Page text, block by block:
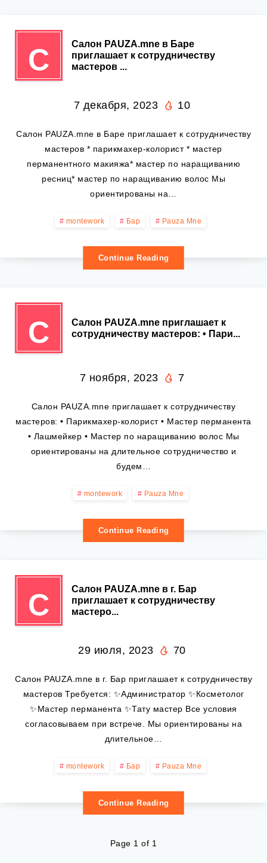
С
Салон PAUZA.mne в Баре
приглашает к сотрудничеству
мастеров ...
7 декабря, 2023 10
Салон PAUZA.mne в Баре приглашает к сотрудничеству
мастеров * парикмахер-колорист * мастер
перманентного макияжа* мастер по наращиванию
ресниц* мастер по наращиванию волос Мы
ориентированы на…
montework Бар Pauza Mne
Continue Reading
С
Салон PAUZA.mne приглашает к
сотрудничеству мастеров: • Пари...
7 ноября, 2023 7
Салон PAUZA.mne приглашает к сотрудничеству
мастеров: • Парикмахер-колорист • Мастер перманента
• Лашмейкер • Мастер по наращиванию волос Мы
ориентированы на длительное сотрудничество и
будем…
montework Pauza Mne
Continue Reading
С
Салон PAUZA.mne в г. Бар
приглашает к сотрудничеству
мастеро...
29 июля, 2023 70
Салон PAUZA.mne в г. Бар приглашает к сотрудничеству
мастеров Требуется: ✨Администратор ✨Косметолог
✨Мастер перманента ✨Тату мастер Все условия
согласовываем при встрече. Мы ориентированы на
длительное…
montework Бар Pauza Mne
Continue Reading
Page 1 of 1